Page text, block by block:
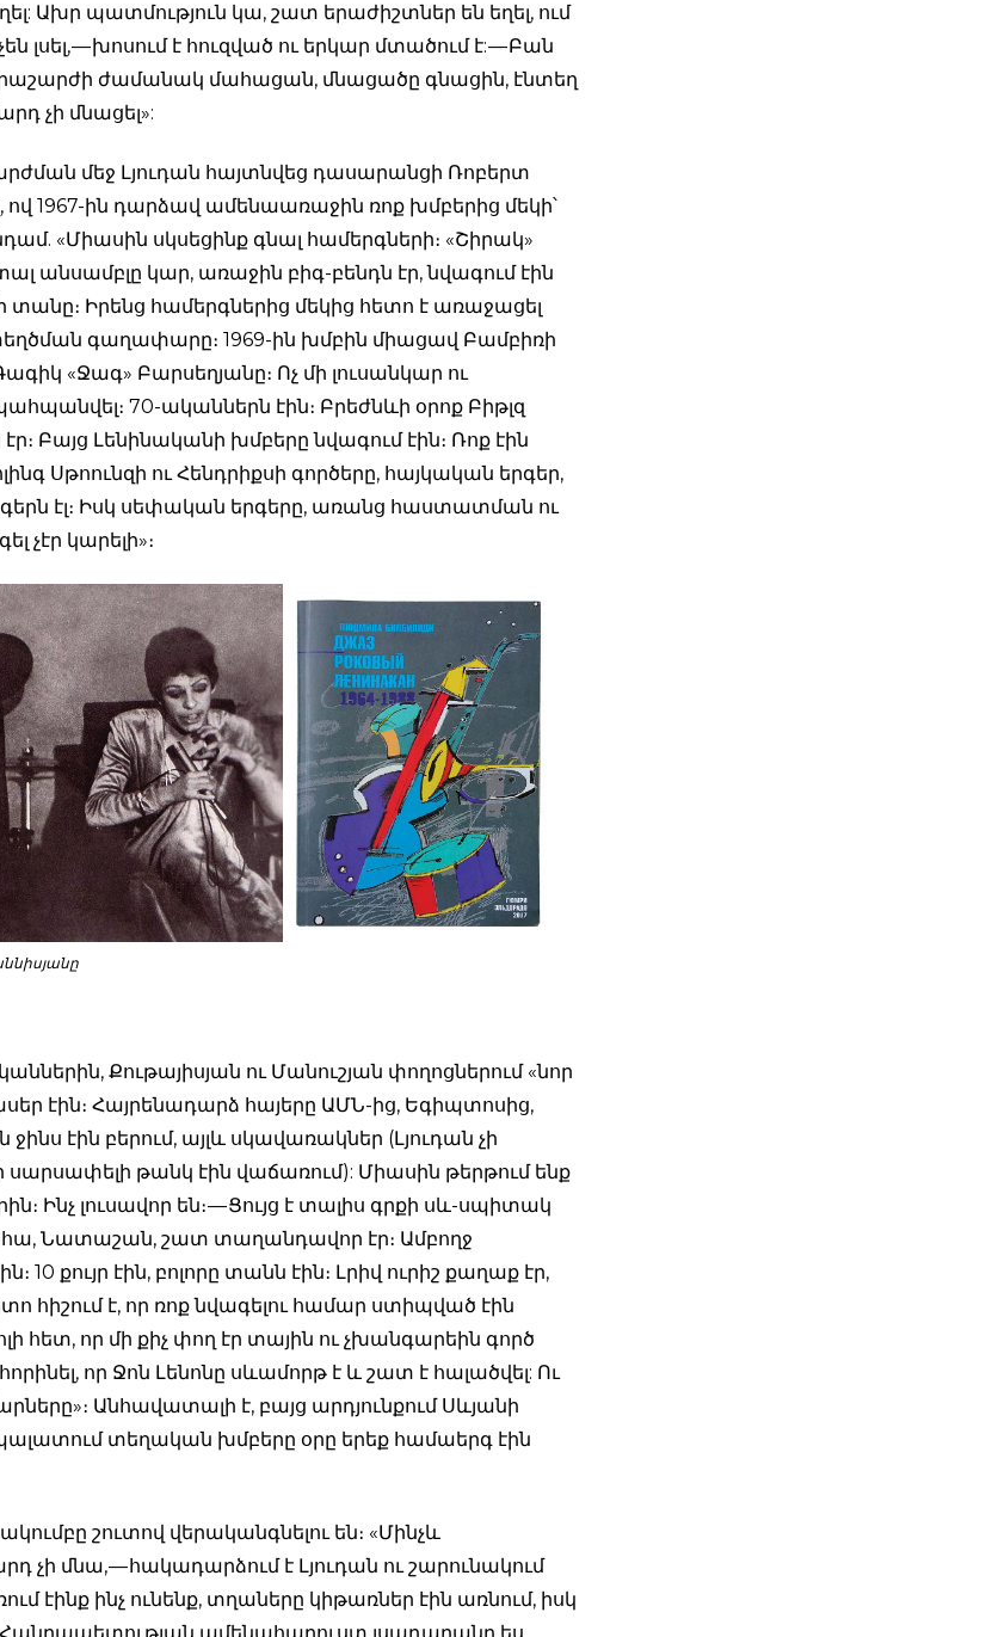
Ախր պատմություն կա, շատ երաժիշտներ են եղել, ում
լսել, — խոսում է հուզված ու երկար մտածում է: — Բան
ժամանակ մահացան, մնացածը գնացին, էնտեղ
չի մնացել»:
մեջ Լյուդան հայտնվեց դասարանցի Ռոբերտ
ով 1967-ին դարձավ ամենաառաջին ռոք խմբերից մեկի՝
«Միասին սկսեցինք գնալ համերգների։ «Շիրակ»
անսամբլը կար, առաջին բիգ-բենդն էր, նվագում էին
տանը։ Իրենց համերգներից մեկից հետո է առաջացել
գաղափարը։ 1969-ին խմբին միացավ Բամբիռի
«Ջագ» Բարսեղյանը։ Ոչ մի լուսանկար ու
70-ականներն էին։ Բրեժնևի օրոք Բիթլզ
Բայց Լենինականի խմբերը նվագում էին։ Ռոք էին
Սթոունզի ու Հենդրիքսի գործերը, հայկական երգեր,
էլ։ Իսկ սեփական երգերը, առանց հաստատման ու
չէր կարելի»։
Քութայիսյան ու Մանուշյան փողոցներում «նոր
էին։ Հայրենադարձ հայերը ԱՄՆ-ից, Եգիպտոսից,
ջինս էին բերում, այլև սկավառակներ (Լյուդան չի
սարսափելի թանկ էին վաճառում): Միասին թերթում ենք
Ինչ լուսավոր են։ — Ցույց է տալիս գրքի սև-սպիտակ
Նատաշան, շատ տաղանդավոր էր։ Ամբողջ
10 քույր էին, բոլորը տանն էին։ Լրիվ ուրիշ քաղաք էր,
հիշում է, որ ռոք նվագելու համար ստիպված էին
հետ, որ մի քիչ փող էր տային ու չխանգարեին գործ
հորինել, որ Ջոն Լենոնը սևամորթ է և շատ է հալածվել: Ու
Անհավատալի է, բայց արդյունքում Սևյանի
տեղական խմբերը օրը երեք համաերգ էին
շուտով վերականգնելու են։ «Մինչև
չի մնա, — հակադարձում է Լյուդան ու շարունակում
էինք ինչ ունենք, տղաները կիթառներ էին առնում, իսկ